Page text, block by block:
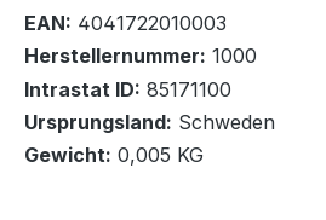
In den Warenkorb
EAN: 4041722010003
Herstellernummer: 1000
Intrastat ID: 85171100
Ursprungsland: Schweden
Gewicht: 0,005 KG